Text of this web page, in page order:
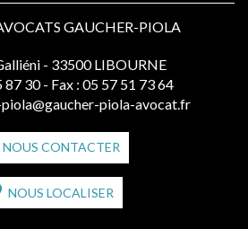
GAUCHER-PIOLA
- 33500 LIBOURNE
87 30 - Fax : 05 57 51 73 64
piola-avocat.fr
NOUS CONTACTER
NOUS LOCALISER